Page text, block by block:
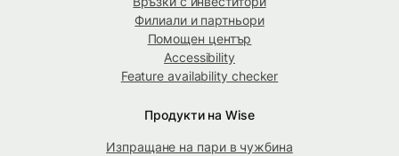
Филиали и партньори
Помощен център
Accessibility
Feature availability checker
Продукти на Wise
Изпращане на пари в чужбина